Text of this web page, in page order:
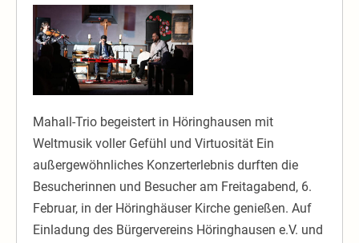
Voller
Erfolg:
Mahall-
Konzert
Mahall-Trio begeistert in Höringhausen mit
Weltmusik voller Gefühl und Virtuosität Ein
außergewöhnliches Konzerterlebnis durften die
Besucherinnen und Besucher am Freitagabend, 6.
Februar, in der Höringhäuser Kirche genießen. Auf
Einladung des Bürgervereins Höringhausen e.V. und